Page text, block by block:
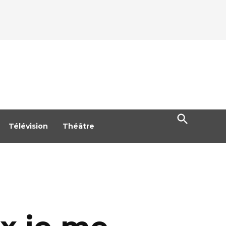
Télévision Théâtre
Open
Search